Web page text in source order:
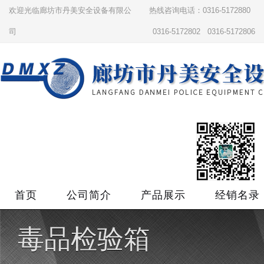
欢迎光临廊坊市丹美安全设备有限公
司
热线咨询电话：0316-5172880
0316-5172802 0316-5172806
首页 公司简介 产品展示 经销名录
毒品检验箱